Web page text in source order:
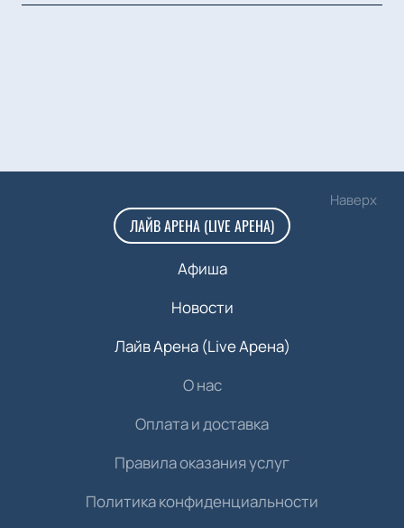
Наверх
ЛАЙВ АРЕНА (LIVE АРЕНА)
Афиша
Новости
Лайв Арена (Live Арена)
О нас
Оплата и доставка
Правила оказания услуг
Политика конфиденциальности